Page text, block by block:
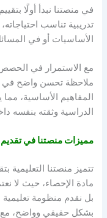
في منصتنا نبدأ أولًا
تدريبية تناسب
الأساسيات أو في
مع الاستمرار في الحصص
ملاحظة تحسن واضح في
المفاهيم الأساسية،
الدراسية وثقته بنفسه
مميزات منصتنا في
تتميز منصتنا
مادة الإحصاء، حيث لا
بل نقدم منظومة
بشكل حقيقي وواضح، مع